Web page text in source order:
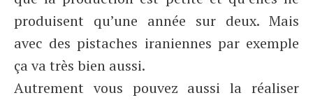
produisent qu’une année sur deux. Mais
avec des pistaches iraniennes par exemple
ça va très bien aussi.
Autrement vous pouvez aussi la réaliser